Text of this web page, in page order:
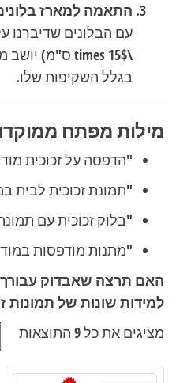
התאמה למארז
עם הבלונים שדיברנו
\times 15$
ס"מ) יושב
בגלל השקיפות שלו.
מילות מפתח
"הדפסה על זכוכית
"תמונת זכוכית לבית
"בלוק זכוכית עם
"מתנות מודפסות
האם תרצה שאבדוק עבורך
למידות שונות של תמונות
מציגים את כל ⁦9⁩ התוצאות
לפי